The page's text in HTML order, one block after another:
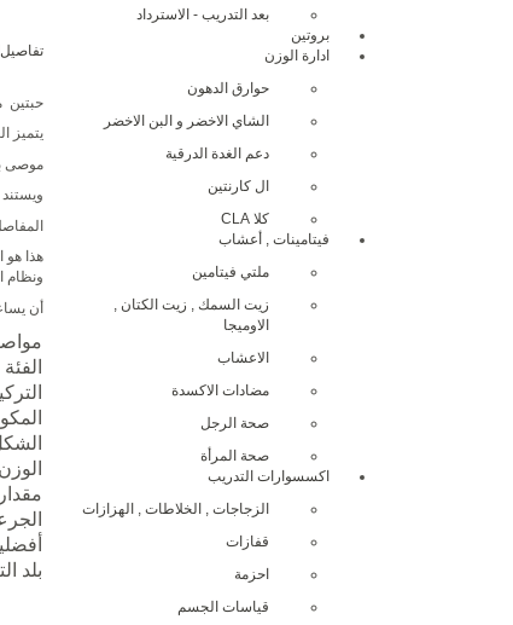
بعد التدريب - الاسترداد
بروتين
ادارة الوزن
حوارق الدهون
الشاي الاخضر و البن الاخضر
دعم الغدة الدرقية
ال كارنتين
كلا CLA
فيتامينات , أعشاب
ملتي فيتامين
زيت السمك , زيت الكتان ,
الاوميجا
الاعشاب
مضادات الاكسدة
صحة الرجل
صحة المرأة
اكسسوارات التدريب
الزجاجات , الخلاطات , الهزازات
قفازات
احزمة
قياسات الجسم
تفاصيل
حبتين
يتميز
موصى به
هذا هو
ونظام
أن
الفئة
بلد